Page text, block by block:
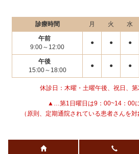
診療時間 月 火 水
午前
9:00～12:00
● ● ●
午後
15:00～18:00
● ● ●
休診日：木曜・土曜午後、祝日、
▲…第1日曜日は9：00~14：00
（原則、定期通院されている患者さんを